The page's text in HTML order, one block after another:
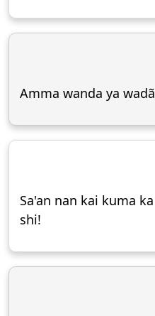
Amma wanda ya
Sa'an nan kai kuma
shi!